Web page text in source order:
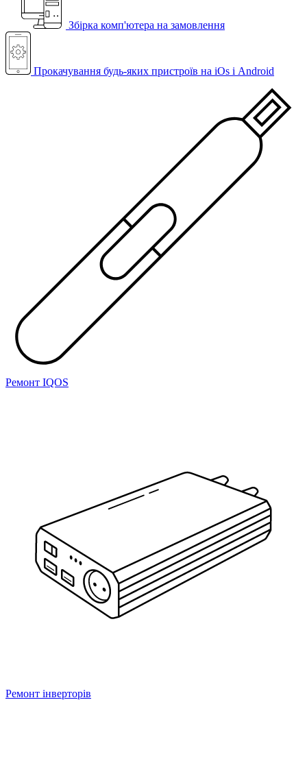
Збірка комп'ютера на замовлення
Прокачування будь-яких пристроїв на iOs і Android
Ремонт IQOS
Ремонт інверторів